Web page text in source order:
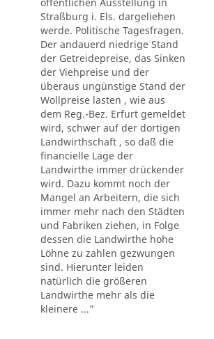
Straßburg i. Els. dargeliehen
werde. Politische Tagesfragen.
Der andauerd niedrige Stand
der Getreidepreise, das Sinken
der Viehpreise und der
überaus ungünstige Stand der
Wollpreise lasten , wie aus
dem Reg.-Bez. Erfurt gemeldet
wird, schwer auf der dortigen
Landwirthschaft , so daß die
financielle Lage der
Landwirthe immer drückender
wird. Dazu kommt noch der
Mangel an Arbeitern, die sich
immer mehr nach den Städten
und Fabriken ziehen, in Folge
dessen die Landwirthe hohe
Löhne zu zahlen gezwungen
sind. Hierunter leiden
natürlich die größeren
Landwirthe mehr als die
kleinere ..."